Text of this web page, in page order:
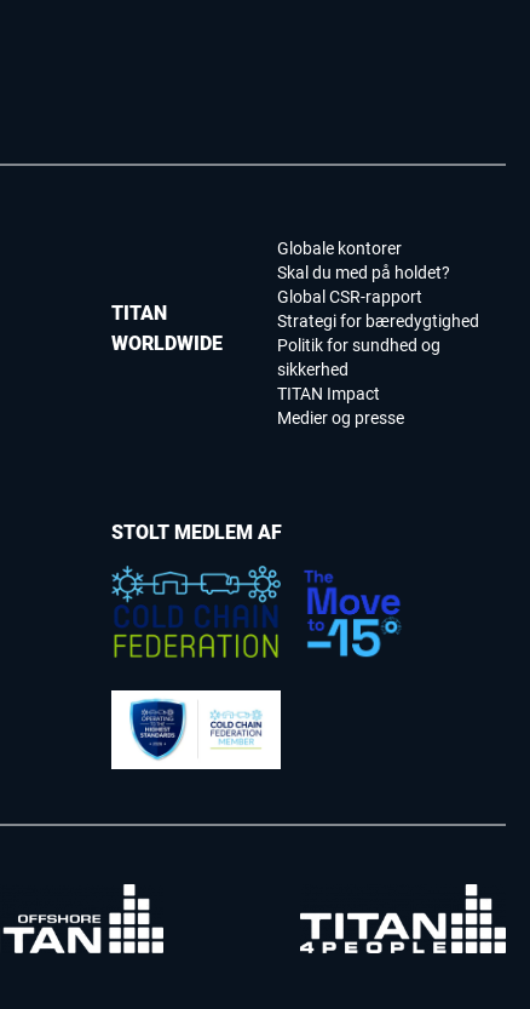
TITAN
WORLDWIDE
Globale kontorer
Skal du med på holdet?
Global CSR-rapport
Strategi for bæredygtighed
Politik for sundhed og
sikkerhed
TITAN Impact
Medier og presse
STOLT MEDLEM AF